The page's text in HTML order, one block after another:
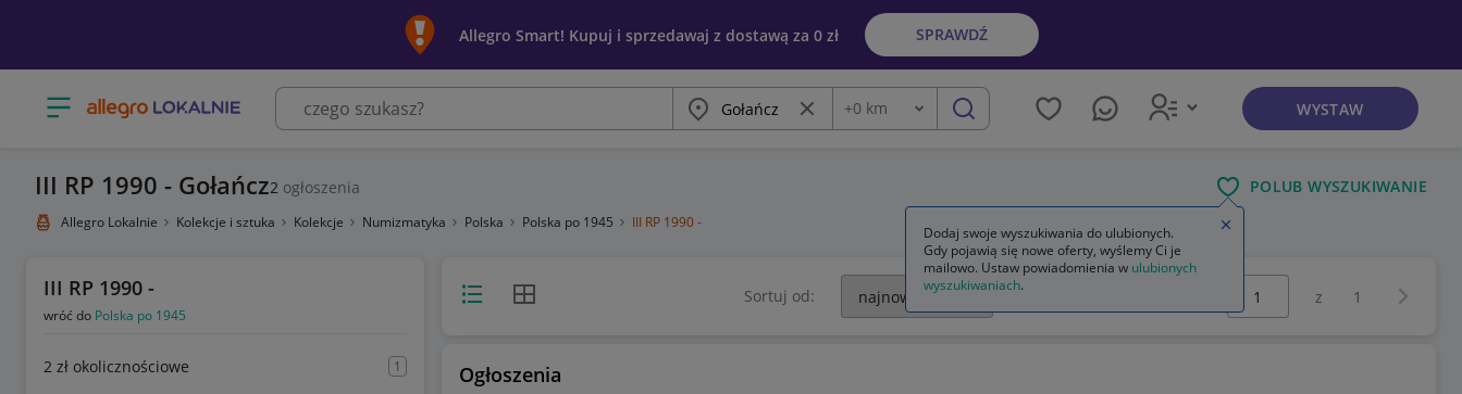
Allegro Smart! Kupuj i sprzedawaj z dostawą za 0 zł SPRAWDŹ
Otwórz menu z kategoriami Miasto Wyczyść frazę
Odległość
+0 km szukaj WYSTAW
III RP 1990 - Gołańcz2 ogłoszenia POLUB WYSZUKIWANIE
Allegro Lokalnie Kolekcje i sztuka Kolekcje Numizmatyka Polska Polska po 1945 III RP 1990 -
III RP 1990 -
wróć do Polska po 1945
2 zł okolicznościowe 1
Widok listyWidok siatki Sortuj od: z 1
Ogłoszenia
Dodaj swoje wyszukiwania do ulubionych.
Gdy pojawią się nowe oferty, wyślemy Ci je
mailowo. Ustaw powiadomienia w ulubionych
wyszukiwaniach.
Zamknij wskazówkę